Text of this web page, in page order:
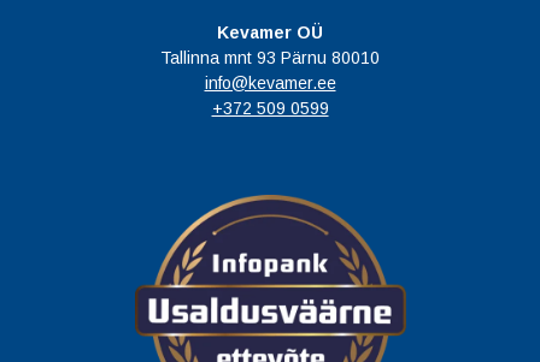
Kevamer OÜ
Tallinna mnt 93 Pärnu 80010
info@kevamer.ee
+372 509 0599